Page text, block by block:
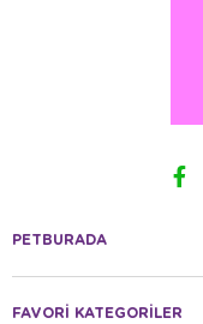
PETBURADA
FAVORİ KATEGORİLER